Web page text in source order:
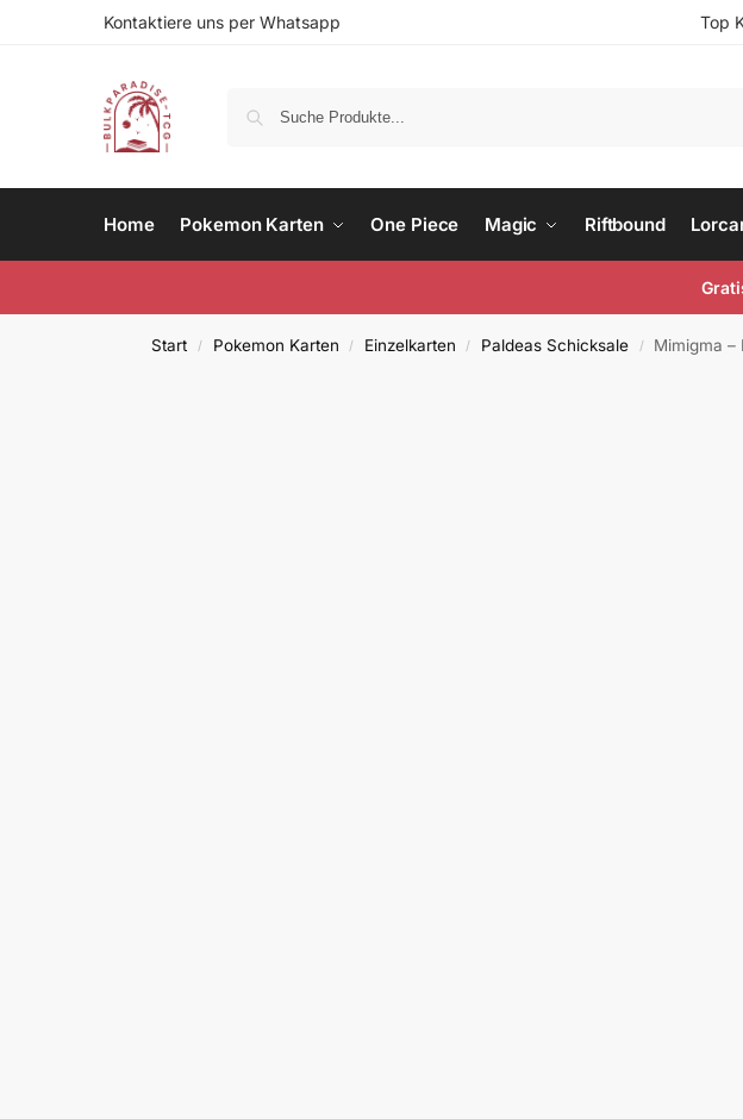
Kontaktiere uns per Whatsapp Top
Home Pokemon Karten One Piece Magic Riftbound
Start / Pokemon Karten / Einzelkarten / Paldeas Schicksale / Mimigma –